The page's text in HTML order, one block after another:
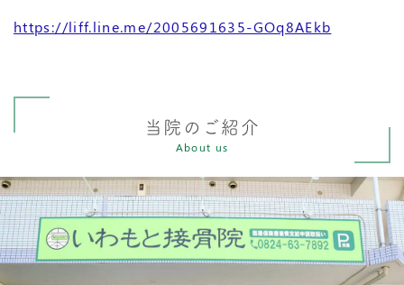
https://liff.line.me/2005691635-GOq8AEkb
当院のご紹介
About us